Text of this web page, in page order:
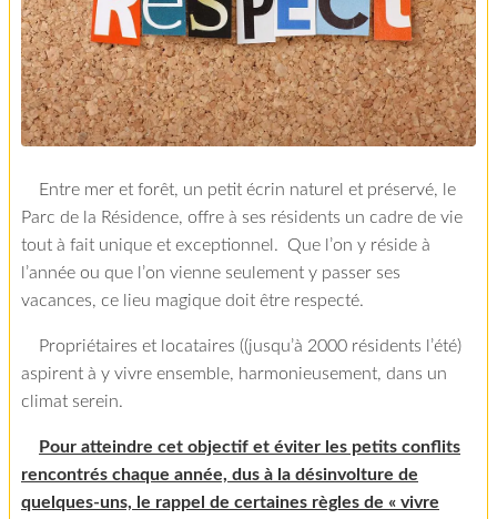
Entre mer et forêt, un petit écrin naturel et préservé, le
Parc de la Résidence, offre à ses résidents un cadre de vie
tout à fait unique et exceptionnel. Que l’on y réside à
l’année ou que l’on vienne seulement y passer ses
vacances, ce lieu magique doit être respecté.
Propriétaires et locataires ((jusqu’à 2000 résidents l’été)
aspirent à y vivre ensemble, harmonieusement, dans un
climat serein.
Pour atteindre cet objectif et éviter les petits conflits
rencontrés chaque année, dus à la désinvolture de
quelques-uns, le rappel de certaines règles de « vivre